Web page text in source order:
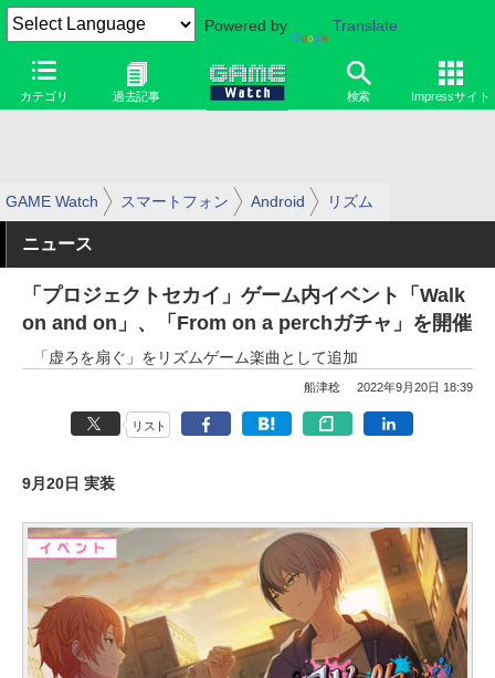
Powered by Translate
カテゴリ 過去記事 検索 Impressサイト
GAME Watch スマートフォン Android リズム
ニュース
「プロジェクトセカイ」ゲーム内イベント「Walk
on and on」、「From on a perchガチャ」を開催
「虚ろを扇ぐ」をリズムゲーム楽曲として追加
船津稔 2022年9月20日 18:39
リスト
9月20日 実装